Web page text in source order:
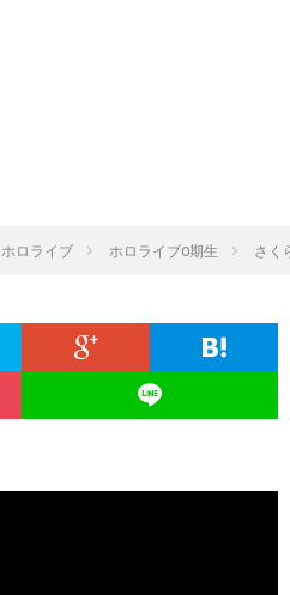
ホロライブ ホロライブ0期生 さく